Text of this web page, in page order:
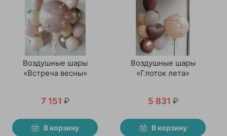
Воздушные шары
«Встреча весны»
7 151 ₽
В корзину
Воздушные шары
«Глоток лета»
5 831 ₽
В корзину